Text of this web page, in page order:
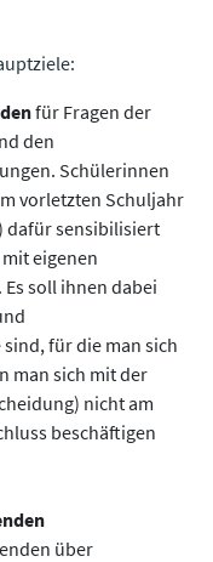
für Fragen der
den
Schülerinnen
vorletzten Schuljahr
dafür sensibilisiert
eigenen
soll ihnen dabei
für die man sich
man sich mit der
nicht am
beschäftigen
über